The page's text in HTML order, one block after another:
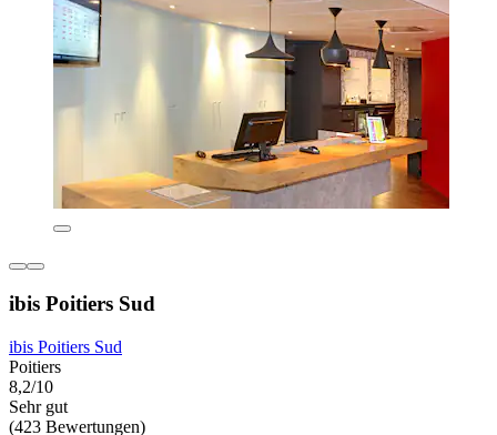
ibis Poitiers Sud
ibis Poitiers Sud
Poitiers
8,2/10
Sehr gut
(423 Bewertungen)